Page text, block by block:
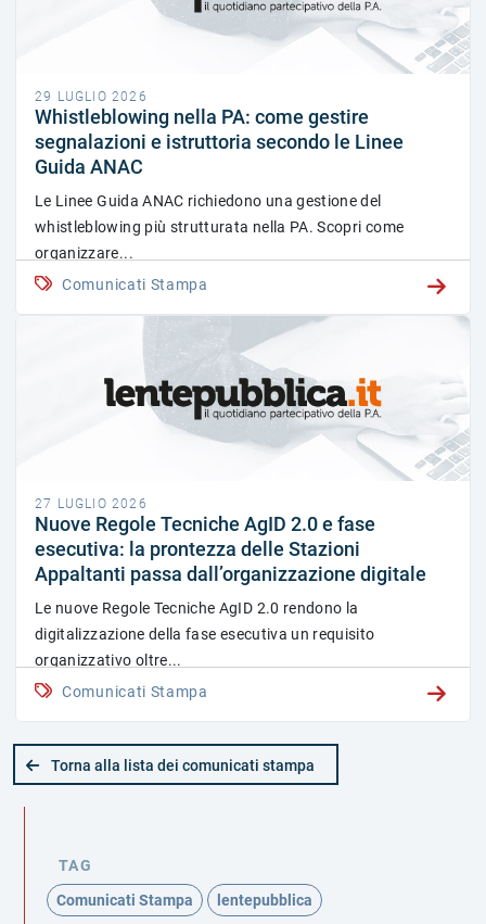
29 LUGLIO 2026
Whistleblowing nella PA: come gestire
segnalazioni e istruttoria secondo le Linee
Guida ANAC
Le Linee Guida ANAC richiedono una gestione del
whistleblowing più strutturata nella PA. Scopri come
organizzare...
Comunicati Stampa
27 LUGLIO 2026
Nuove Regole Tecniche AgID 2.0 e fase
esecutiva: la prontezza delle Stazioni
Appaltanti passa dall’organizzazione digitale
Le nuove Regole Tecniche AgID 2.0 rendono la
digitalizzazione della fase esecutiva un requisito
organizzativo oltre...
Comunicati Stampa
Torna alla lista dei comunicati stampa
TAG
Comunicati Stampa
lentepubblica